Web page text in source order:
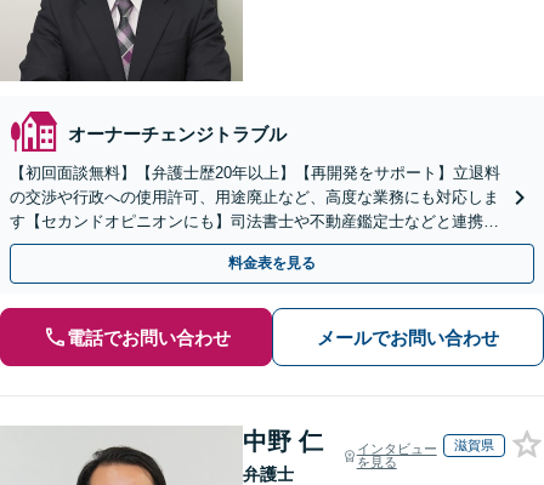
オーナーチェンジトラブル
【初回面談無料】【弁護士歴20年以上】【再開発をサポート】立退料
の交渉や行政への使用許可、用途廃止など、高度な業務にも対応しま
す【セカンドオピニオンにも】司法書士や不動産鑑定士などと連携。
農地や山林などもお任せください【枚方市駅6分】
料金表を見る
電話でお問い合わせ メールでお問い合わせ
中野 仁
弁護士
インタビュー
を見る
滋賀県